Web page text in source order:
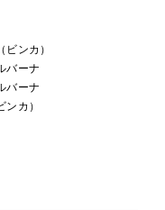
ンカ）
バーナ
バーナ
カ）